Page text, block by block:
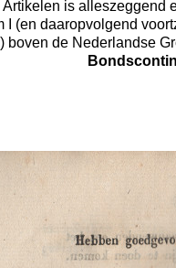
is alleszeggend
I (en daaropvolgend
boven de Nederlandse